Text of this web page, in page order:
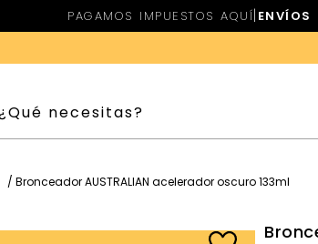
PAGAMOS IMPUESTOS AQUÍ| ENVÍOS
/ Bronceador AUSTRALIAN acelerador oscuro 133ml